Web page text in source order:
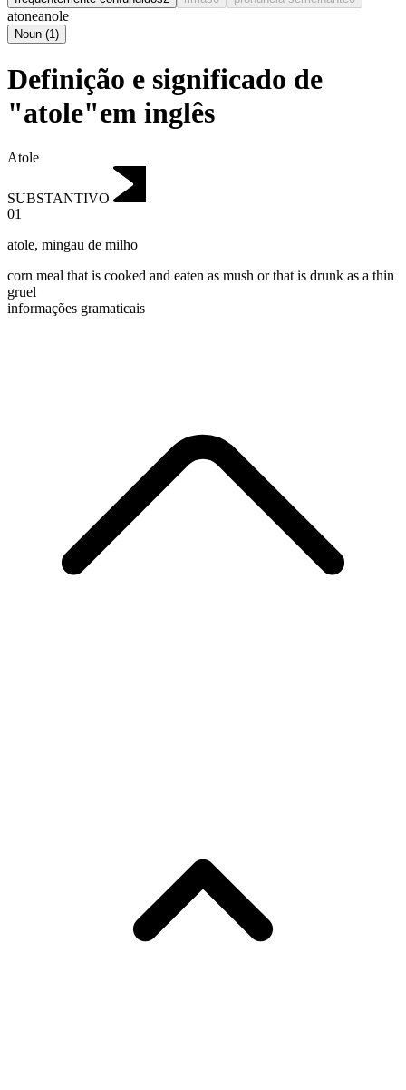
atoneanole
Noun (1)
Definição e significado de
"atole"em inglês
Atole
SUBSTANTIVO
01
atole, mingau de milho
corn meal that is cooked and eaten as mush or that is drunk as a thin
gruel
informações gramaticais